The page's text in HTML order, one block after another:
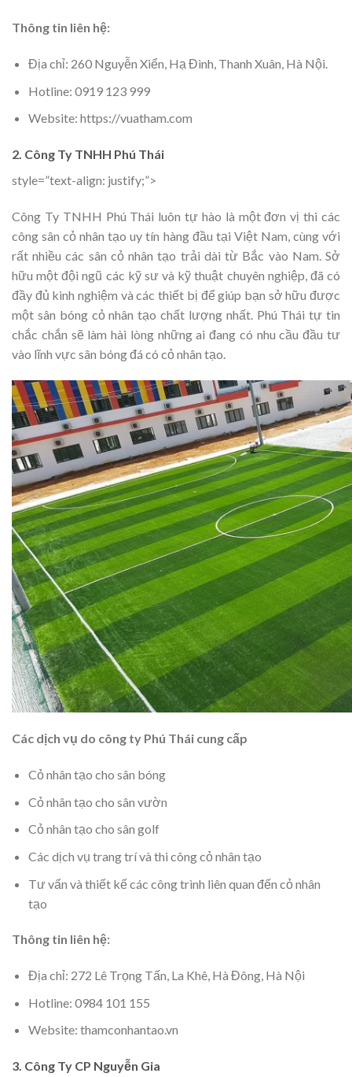
Thông tin liên hệ:
Địa chỉ: 260 Nguyễn Xiển, Hạ Đình, Thanh Xuân, Hà Nội.
Hotline: 0919 123 999
Website: https://vuatham.com
2. Công Ty TNHH Phú Thái
style=”text-align: justify;”>
Công Ty TNHH Phú Thái luôn tự hào là một đơn vị thi các
công sân cỏ nhân tạo uy tín hàng đầu tại Việt Nam, cùng với
rất nhiều các sân cỏ nhân tạo trải dài từ Bắc vào Nam. Sở
hữu một đội ngũ các kỹ sư và kỹ thuật chuyên nghiệp, đã có
đầy đủ kinh nghiệm và các thiết bị để giúp bạn sở hữu được
một sân bóng cỏ nhân tạo chất lượng nhất. Phú Thái tự tin
chắc chắn sẽ làm hài lòng những ai đang có nhu cầu đầu tư
vào lĩnh vực sân bóng đá có cỏ nhân tạo.
Các dịch vụ do công ty Phú Thái cung cấp
Cỏ nhân tạo cho sân bóng
Cỏ nhân tạo cho sân vườn
Cỏ nhân tạo cho sân golf
Các dịch vụ trang trí và thi công cỏ nhân tạo
Tư vấn và thiết kế các công trình liên quan đến cỏ nhân
tạo
Thông tin liên hệ:
Địa chỉ: 272 Lê Trọng Tấn, La Khê, Hà Đông, Hà Nội
Hotline: 0984 101 155
Website: thamconhantao.vn
3. Công Ty CP Nguyễn Gia